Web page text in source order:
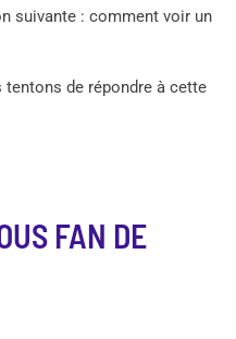
suivante : comment voir un
de répondre à cette
FAN DE